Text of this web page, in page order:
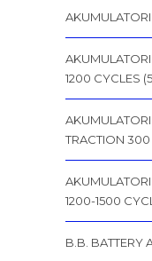
1200 CYCLES
TRACTION
1200-1500
B.B. BATTERY